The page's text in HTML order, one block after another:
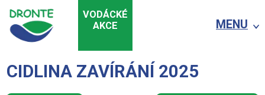
VODÁCKÉ
AKCE
MENU
CIDLINA ZAVÍRÁNÍ 2025